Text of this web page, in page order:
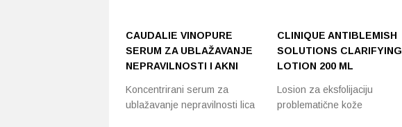
CAUDALIE VINOPURE
SERUM ZA UBLAŽAVANJE
NEPRAVILNOSTI I AKNI
Koncentrirani serum za
ublažavanje nepravilnosti lica
CLINIQUE ANTIBLEMISH
SOLUTIONS CLARIFYING
LOTION 200 ML
Losion za eksfolijaciju
problematične kože